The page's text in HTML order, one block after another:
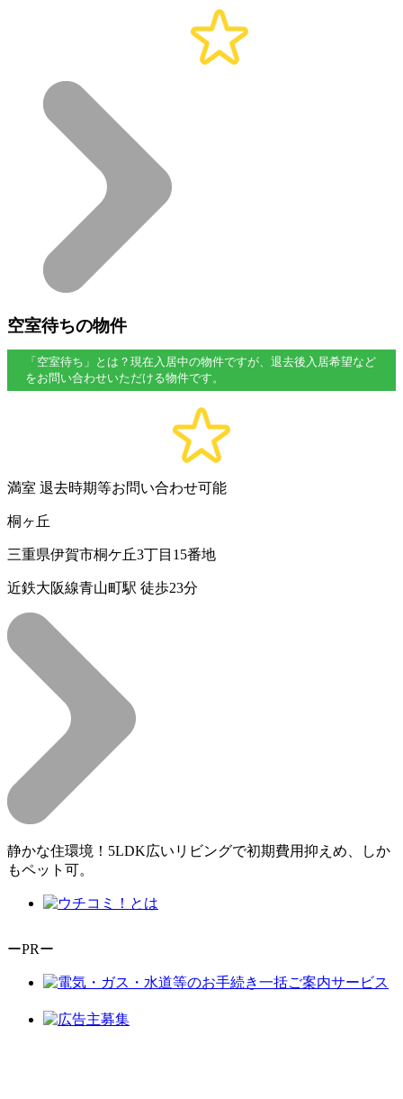
空室待ちの物件
「空室待ち」とは？現在入居中の物件ですが、退去後入居希望など
をお問い合わせいただける物件です。
満室 退去時期等お問い合わせ可能
桐ヶ丘
三重県伊賀市桐ケ丘3丁目15番地
近鉄大阪線青山町駅 徒歩23分
静かな住環境！5LDK広いリビングで初期費用抑えめ、しか
もペット可。
ーPRー